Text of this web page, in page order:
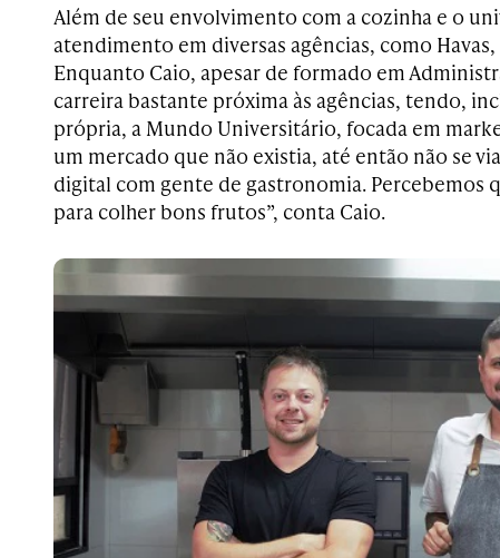
Além de seu envolvimento com a cozinha e o
atendimento em diversas agências, como Havas,
Enquanto Caio, apesar de formado em
carreira bastante próxima às agências, tendo,
própria, a Mundo Universitário, focada em
um mercado que não existia, até então não se
digital com gente de gastronomia. Percebemos
para colher bons frutos”, conta Caio.